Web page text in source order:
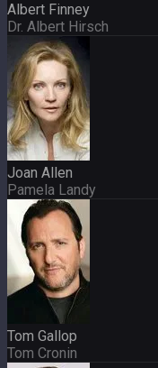
Albert Finney
Dr. Albert Hirsch
Joan Allen
Pamela Landy
Tom Gallop
Tom Cronin